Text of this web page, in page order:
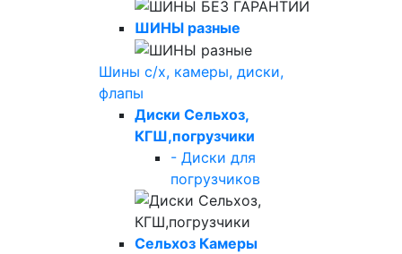
ШИНЫ разные
Шины с/х, камеры, диски,
флапы
Диски Сельхоз,
КГШ,погрузчики
- Диски для
погрузчиков
Сельхоз Камеры